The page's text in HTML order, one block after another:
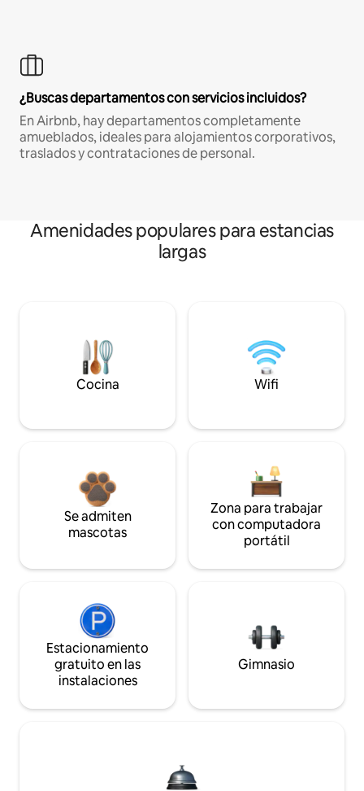
¿Buscas departamentos con servicios incluidos?
En Airbnb, hay departamentos completamente
amueblados, ideales para alojamientos corporativos,
traslados y contrataciones de personal.
Amenidades populares para estancias
largas
Cocina Wifi
Se admiten
mascotas
Zona para trabajar
con computadora
portátil
Estacionamiento
gratuito en las
instalaciones
Gimnasio